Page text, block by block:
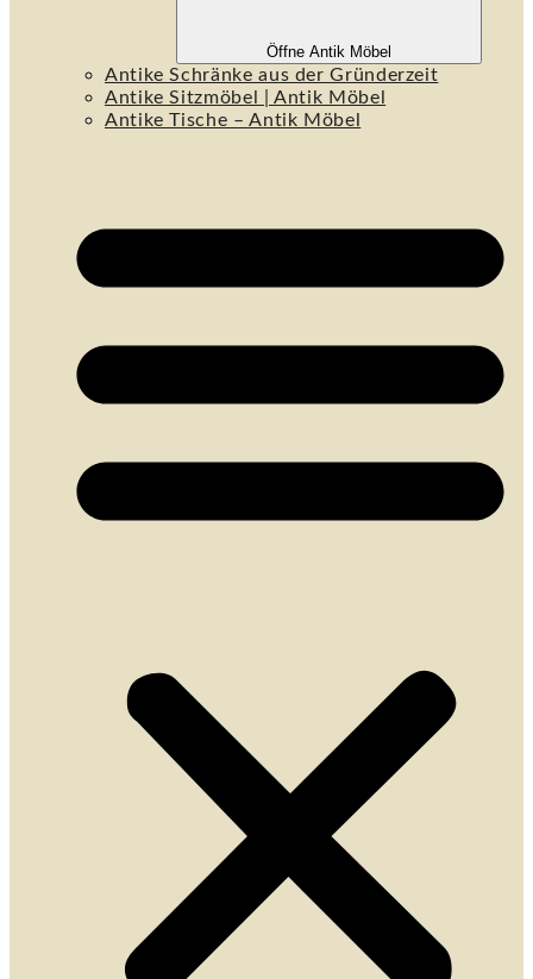
Öffne Antik Möbel
Antike Schränke aus der Gründerzeit
Antike Sitzmöbel | Antik Möbel
Antike Tische – Antik Möbel